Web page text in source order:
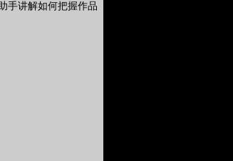
手讲解如何把握作品